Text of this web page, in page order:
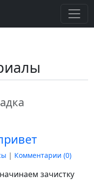
| Комментарии (0)
зачистку